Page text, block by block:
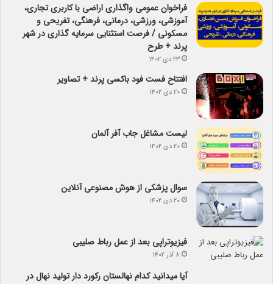
فراخوان عمومی واگذاری اراضی با کاربری تجاری،
آموزشی، ورزشی، درمانی، فرهنگی، تفریحی و
مسکونی / فرصت استثنایی سرمایه گذاری در شهر
پرند + طرح
۲۳ دی ۱۴۰۲
افتتاح فست فود باکسی پرند + تصاویر
۲۰ دی ۱۴۰۲
لیست مشاغل جاب آفر آلمان
۲۰ دی ۱۴۰۲
سوال پزشکی از هوش مصنوعی آنلاین
۲۰ دی ۱۴۰۲
فیزیوتراپی بعد از عمل رباط صلیبی
۸ آذر ۱۴۰۲
آیا می­دانید کدام نهالستان رکورد دار تولید نهال­ در